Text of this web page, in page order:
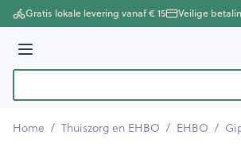
Ga naar de inhoud
Gratis lokale levering vanaf € 15 Veilige
Menu
Home / Thuiszorg en EHBO / EHBO /